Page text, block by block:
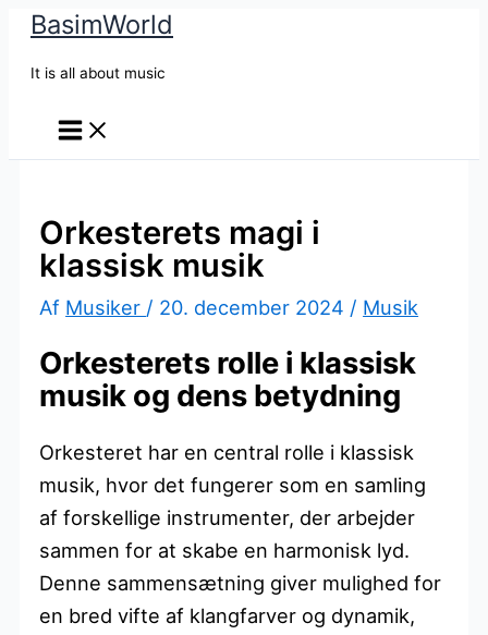
BasimWorld
It is all about music
Orkesterets magi i
klassisk musik
Af Musiker / 20. december 2024 / Musik
Orkesterets rolle i klassisk
musik og dens betydning
Orkesteret har en central rolle i klassisk
musik, hvor det fungerer som en samling
af forskellige instrumenter, der arbejder
sammen for at skabe en harmonisk lyd.
Denne sammensætning giver mulighed for
en bred vifte af klangfarver og dynamik,